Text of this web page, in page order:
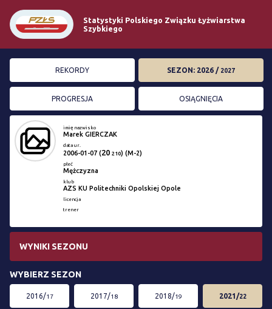
Statystyki Polskiego Związku Łyżwiarstwa
Szybkiego
REKORDY SEZON: 2026 / 2027
PROGRESJA OSIĄGNIĘCIA
imię nazwisko
Marek GIERCZAK
data ur.
2006-01-07 (20 210) (M-2)
płeć
Mężczyzna
klub
AZS KU Politechniki Opolskiej Opole
licencja
trener
WYNIKI SEZONU
WYBIERZ SEZON
2016/17 2017/18 2018/19 2021/22